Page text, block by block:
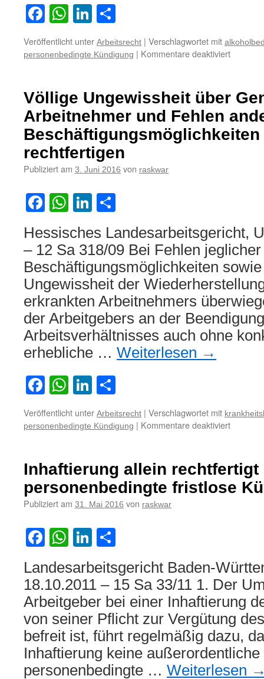
Facebook
WhatsApp
LinkedIn
Veröffentlicht unter Arbeitsrecht | Verschlagwortet mit
personenbedingte Kündigung | Kommentare deaktiviertfür
eines
Völlige Ungewissheit über
Arbeitnehmer und Fehlen
rechtfertigen
Publiziert am 3. Juni 2016 von raskwar
Facebook
WhatsApp
LinkedIn
Hessisches Landesarbeitsgericht,
– 12 Sa 318/09 Bei Fehlen
Beschäftigungsmöglichkeiten
Ungewissheit der
erkrankten Arbeitnehmers
der Arbeitgebers an der
Arbeitsverhältnisses auch ohne
erhebliche … Weiterlesen →
Facebook
WhatsApp
LinkedIn
Veröffentlicht unter Arbeitsrecht | Verschlagwortet mit
personenbedingte Kündigung | Kommentare deaktiviertfür
von
Inhaftierung allein rechtfertigt
personenbedingte fristlose
Publiziert am 31. Mai 2016 von raskwar
Facebook
WhatsApp
LinkedIn
Landesarbeitsgericht Baden-
18.10.2011 – 15 Sa 33/11 1. Der
Arbeitgeber bei einer Inhaftierung
von seiner Pflicht zur Vergütung
befreit ist, führt regelmäßig dazu,
Inhaftierung keine
personenbedingte … Weiterlesen